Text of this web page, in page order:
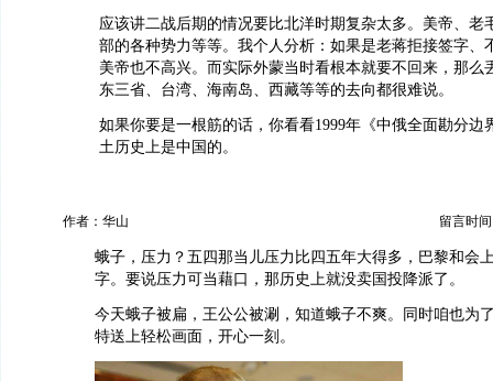
应该讲二战后期的情况要比北洋时期复杂太多。美帝、老
部的各种势力等等。我个人分析：如果是老蒋拒接签字、
美帝也不高兴。而实际外蒙当时看根本就要不回来，那么
东三省、台湾、海南岛、西藏等等的去向都很难说。
如果你要是一根筋的话，你看看1999年《中俄全面勘分边
土历史上是中国的。
作者：华山 留言时间
蛾子，压力？五四那当儿压力比四五年大得多，巴黎和会
字。要说压力可当藉口，那历史上就没卖国投降派了。
今天蛾子被扁，王公公被涮，知道蛾子不爽。同时咱也为
特送上轻松画面，开心一刻。